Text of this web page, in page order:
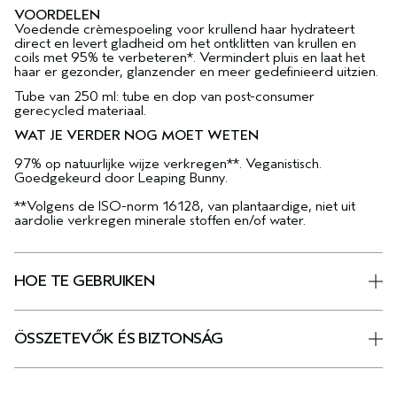
VOORDELEN
Voedende crèmespoeling voor krullend haar hydrateert
direct en levert gladheid om het ontklitten van krullen en
coils met 95% te verbeteren*. Vermindert pluis en laat het
haar er gezonder, glanzender en meer gedefinieerd uitzien.
Tube van 250 ml: tube en dop van post-consumer
gerecycled materiaal.
WAT JE VERDER NOG MOET WETEN
97% op natuurlijke wijze verkregen**. Veganistisch.
Goedgekeurd door Leaping Bunny.
**Volgens de ISO-norm 16128, van plantaardige, niet uit
aardolie verkregen minerale stoffen en/of water.
HOE TE GEBRUIKEN
ÖSSZETEVŐK ÉS BIZTONSÁG